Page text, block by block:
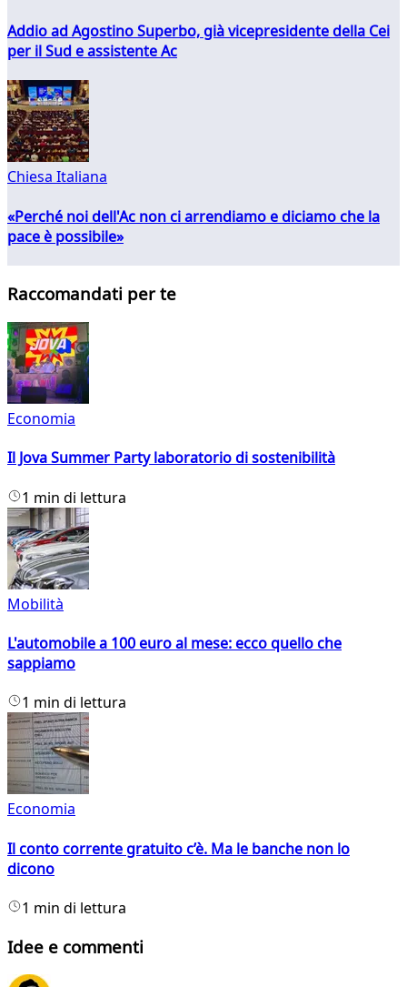
Addio ad Agostino Superbo, già vicepresidente della Cei
per il Sud e assistente Ac
Chiesa Italiana
«Perché noi dell'Ac non ci arrendiamo e diciamo che la
pace è possibile»
Raccomandati per te
Economia
Il Jova Summer Party laboratorio di sostenibilità
1 min di lettura
Mobilità
L'automobile a 100 euro al mese: ecco quello che
sappiamo
1 min di lettura
Economia
Il conto corrente gratuito c’è. Ma le banche non lo
dicono
1 min di lettura
Idee e commenti